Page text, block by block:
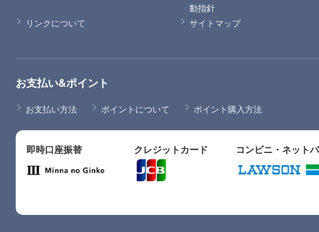
動指針
リンクについて
サイトマップ
お支払い&ポイント
お支払い方法 ポイントについて ポイント購入方法
即時口座振替 クレジットカード コンビニ・ネット